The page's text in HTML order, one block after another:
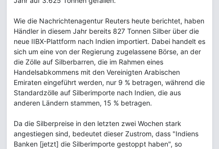
Wie die Nachrichtenagentur Reuters heute berichtet, haben
Händler in diesem Jahr bereits 827 Tonnen Silber über die
neue IIBX-Plattform nach Indien importiert. Dabei handelt es
sich um eine von der Regierung zugelassene Börse, an der
die Zölle auf Silberbarren, die im Rahmen eines
Handelsabkommens mit den Vereinigten Arabischen
Emiraten eingeführt werden, nur 9 % betragen, während die
Standardzölle auf Silberimporte nach Indien, die aus
anderen Ländern stammen, 15 % betragen.
Da die Silberpreise in den letzten zwei Wochen stark
angestiegen sind, bedeutet dieser Zustrom, dass "Indiens
Banken [jetzt] die Silberimporte gestoppt haben", so